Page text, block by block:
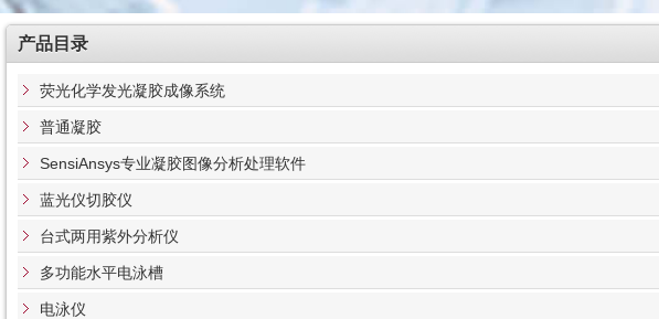
产品目录
荧光化学发光凝胶成像系统
普通凝胶
SensiAnsys专业凝胶图像分析处理软件
蓝光仪切胶仪
台式两用紫外分析仪
多功能水平电泳槽
电泳仪